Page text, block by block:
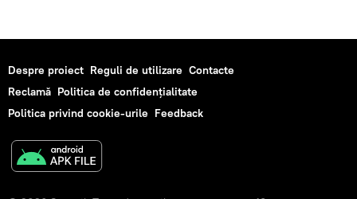
Despre proiect Reguli de utilizare Contacte
Reclamă Politica de confidențialitate
Politica privind cookie-urile Feedback